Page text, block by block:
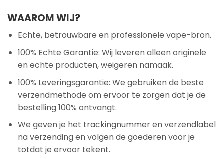
WAAROM WIJ?
Echte, betrouwbare en professionele vape-bron.
100% Echte Garantie: Wij leveren alleen originele
en echte producten, weigeren namaak.
100% Leveringsgarantie: We gebruiken de beste
verzendmethode om ervoor te zorgen dat je de
bestelling 100% ontvangt.
We geven je het trackingnummer en verzendlabel
na verzending en volgen de goederen voor je
totdat je ervoor tekent.